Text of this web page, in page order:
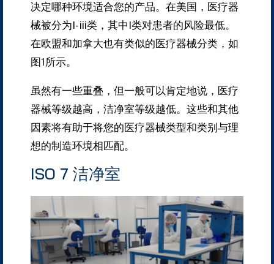
决定哪种环境适合您的产品。 在美国，医疗器
械被分为I- iii类，其中I类对患者的风险最低。
在欧盟和加拿大也有类似的医疗器械分类，如
图1所示。
虽然有一些重叠，但一般可以肯定地说，医疗
器械等级越高，洁净室等级越低。 这些和其他
因素将有助于将您的医疗器械类型和类别与理
想的制造环境相匹配。
ISO 7 洁净室